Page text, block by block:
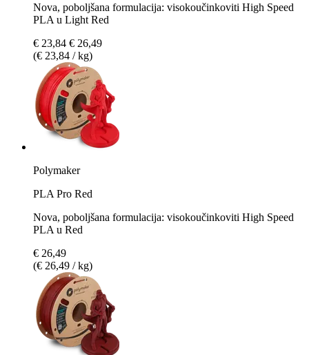
Nova, poboljšana formulacija: visokoučinkoviti High Speed
PLA u Light Red
€ 23,84 € 26,49
(€ 23,84 / kg)
Polymaker
PLA Pro Red
Nova, poboljšana formulacija: visokoučinkoviti High Speed
PLA u Red
€ 26,49
(€ 26,49 / kg)